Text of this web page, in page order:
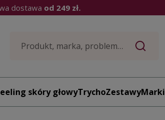
dostawa od 249 zł.
skóry głowyTrychoZestawyMarki